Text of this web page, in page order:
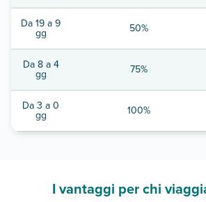
Da 19 a 9
gg 50%
Da 8 a 4
gg 75%
Da 3 a 0
gg 100%
I vantaggi per chi